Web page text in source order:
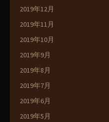
2019年12月
2019年11月
2019年10月
2019年9月
2019年8月
2019年7月
2019年6月
2019年5月